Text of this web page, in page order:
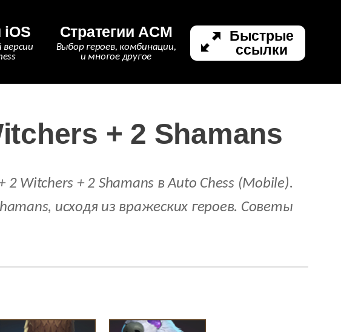
iOS
версии
Стратегии ACM
Выбор героев, комбинации,
и многое другое
Быстрые
ссылки
+ 2 Shamans
Witchers + 2 Shamans в Auto Chess (Mobile).
исходя из вражеских героев. Советы